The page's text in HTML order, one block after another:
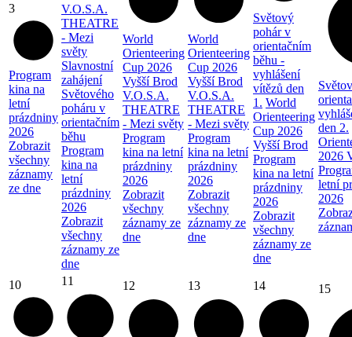
3
Program
kina na
letní
prázdniny
2026
Zobrazit
všechny
záznamy
ze dne
V.O.S.A.
THEATRE
- Mezi
světy
Slavnostní
zahájení
Světového
poháru v
orientačním
běhu
Program
kina na
letní
prázdniny
2026
Zobrazit
všechny
záznamy ze
dne
World
Orienteering
Cup 2026
Vyšší Brod
V.O.S.A.
THEATRE
- Mezi světy
Program
kina na letní
prázdniny
2026
Zobrazit
všechny
záznamy ze
dne
World
Orienteering
Cup 2026
Vyšší Brod
V.O.S.A.
THEATRE
- Mezi světy
Program
kina na letní
prázdniny
2026
Zobrazit
všechny
záznamy ze
dne
Světový
pohár v
orientačním
běhu -
vyhlášení
vítězů den
1. World
Orienteering
Cup 2026
Vyšší Brod
Program
kina na letní
prázdniny
2026
Zobrazit
všechny
záznamy ze
dne
den 2.
2026
letní
2026
10 11 12 13 14 15